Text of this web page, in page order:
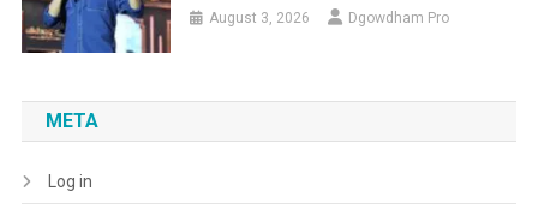
August 3, 2026 Dgowdham Pro
META
Log in